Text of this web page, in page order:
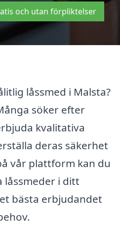
och utan förpliktelser
låssmed i Malsta?
söker efter
kvalitativa
deras säkerhet
vår plattform kan du
låssmeder i ditt
bästa erbjudandet